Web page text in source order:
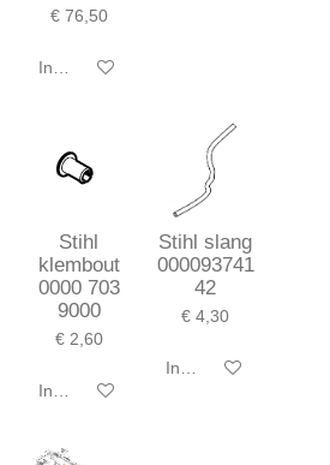
€ 76,50
In winkelwagen
Stihl
klembout
0000 703
9000
€ 2,60
In winkelwagen
Stihl slang
000093741
42
€ 4,30
In winkelwagen